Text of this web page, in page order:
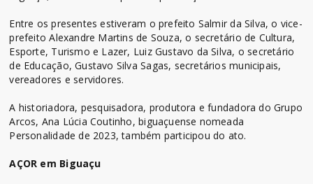
Entre os presentes estiveram o prefeito Salmir da Silva, o vice-
prefeito Alexandre Martins de Souza, o secretário de Cultura,
Esporte, Turismo e Lazer, Luiz Gustavo da Silva, o secretário
de Educação, Gustavo Silva Sagas, secretários municipais,
vereadores e servidores.
A historiadora, pesquisadora, produtora e fundadora do Grupo
Arcos, Ana Lúcia Coutinho, biguaçuense nomeada
Personalidade de 2023, também participou do ato.
AÇOR em Biguaçu